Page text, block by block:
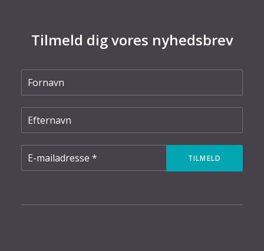
Tilmeld dig vores nyhedsbrev